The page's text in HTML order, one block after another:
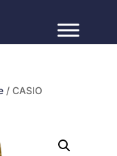
/ CASIO